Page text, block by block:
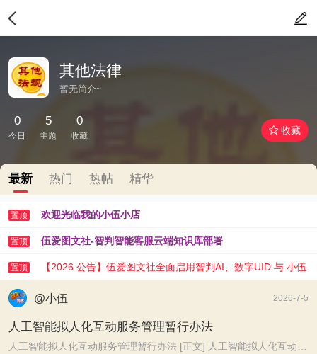
其他法律
暂无简介~
0
今日
5
主题
0
收藏 收藏
最新 热门 热帖 精华
置顶 欢迎光临我的小伍小店
置顶 伍爱图文社-智判智能客服云端知识库部署
置顶 【2026 公告】伍爱图文社全面启用智判AI、数字UID 与 小伍
AI 助手@小伍 2026-7-5
人工智能拟人化互动服务管理暂行办法